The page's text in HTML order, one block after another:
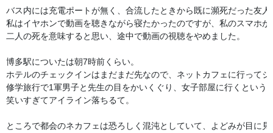
バス内には充電ポートが無く、合流したときから既に瀕死だった友
私はイヤホンで動画を聴きながら寝たかったのですが、私のスマホ
二人の死を意味すると思い、途中で動画の視聴をやめました。
博多駅についたは朝7時前くらい。
ホテルのチェックインはまだまだ先なので、ネットカフェに行って
修学旅行で1軍男子と先生の目をかいくぐり、女子部屋に行くという
笑いすぎてアイライン落ちるて。
ところで都会のネカフェは恐ろしく混沌としていて、よどみが目に